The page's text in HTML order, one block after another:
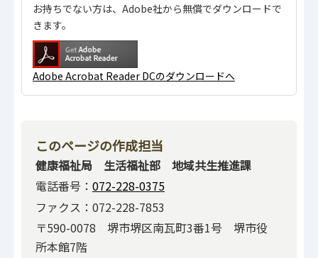
お持ちでない方は、Adobe社から無償でダウンロードで
きます。
Adobe Acrobat Reader DCのダウンロードへ
このページの作成担当
健康福祉局 生活福祉部 地域共生推進課
電話番号： 072-228-0375
ファクス：072-228-7853
〒590-0078 堺市堺区南瓦町3番1号 堺市役
所本館7階